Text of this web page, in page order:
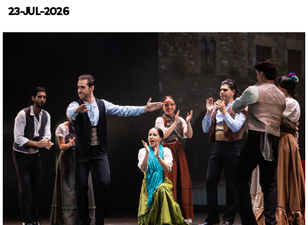
23-JUL-2026